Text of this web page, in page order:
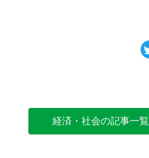
経済・社会の記事一覧